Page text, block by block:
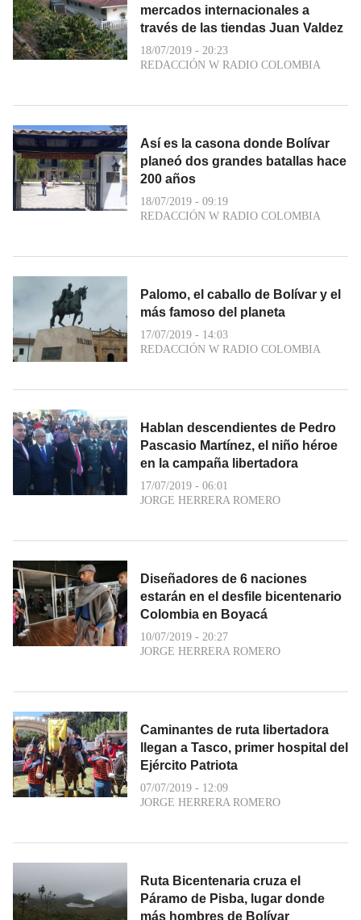
mercados internacionales a
través de las tiendas Juan Valdez
18/07/2019 - 20:23
REDACCIÓN W RADIO COLOMBIA
Así es la casona donde Bolívar
planeó dos grandes batallas hace
200 años
18/07/2019 - 09:19
REDACCIÓN W RADIO COLOMBIA
Palomo, el caballo de Bolívar y el
más famoso del planeta
17/07/2019 - 14:03
REDACCIÓN W RADIO COLOMBIA
Hablan descendientes de Pedro
Pascasio Martínez, el niño héroe
en la campaña libertadora
17/07/2019 - 06:01
JORGE HERRERA ROMERO
Diseñadores de 6 naciones
estarán en el desfile bicentenario
Colombia en Boyacá
10/07/2019 - 20:27
JORGE HERRERA ROMERO
Caminantes de ruta libertadora
llegan a Tasco, primer hospital del
Ejército Patriota
07/07/2019 - 12:09
JORGE HERRERA ROMERO
Ruta Bicentenaria cruza el
Páramo de Pisba, lugar donde
más hombres de Bolívar